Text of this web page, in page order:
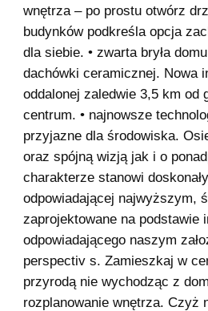
wnętrza – po prostu otwórz
budynków podkreśla opcja
dla siebie. • zwarta bryła
dachówki ceramicznej. Nowa
oddalonej zaledwie 3,5 km od
centrum. • najnowsze
przyjazne dla środowiska.
oraz spójną wizją jak i o
charakterze stanowi
odpowiadającej najwyższym,
zaprojektowane na podstawie
odpowiadającego naszym
perspectiv s. Zamieszkaj w
przyrodą nie wychodząc z
rozplanowanie wnętrza. Czyż